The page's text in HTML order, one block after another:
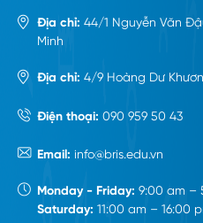
Địa chỉ: 44/1 Nguyễn Văn
Minh
Địa chỉ: 4/9 Hoàng Dư
Điện thoại: 090 959 50 43
Email: info@bris.edu.vn
Monday - Friday: 9:00 am –
Saturday: 11:00 am – 16:00